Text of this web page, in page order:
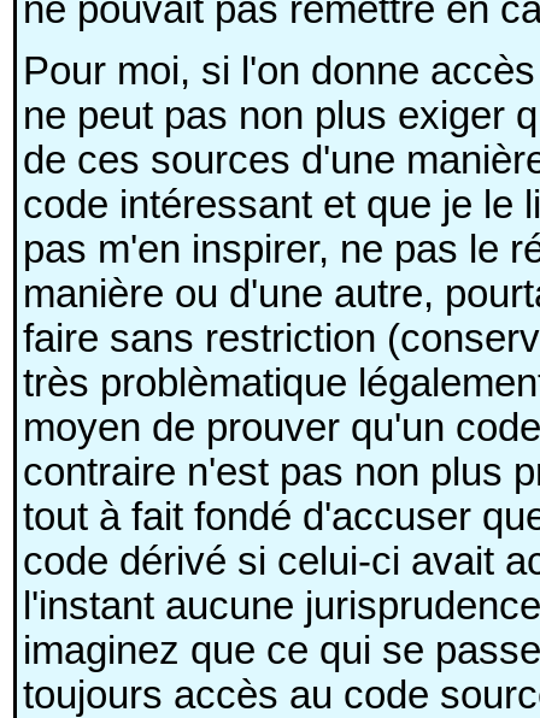
ne pouvait pas remettre en
Pour moi, si l'on donne
ne peut pas non plus exiger
de ces sources d'une
code intéressant et que je le
pas m'en inspirer, ne pas le
manière ou d'une autre,
faire sans restriction
très problèmatique
moyen de prouver qu'un
contraire n'est pas non plus
tout à fait fondé d'accuser
code dérivé si celui-ci avait
l'instant aucune
imaginez que ce qui se
toujours accès au code